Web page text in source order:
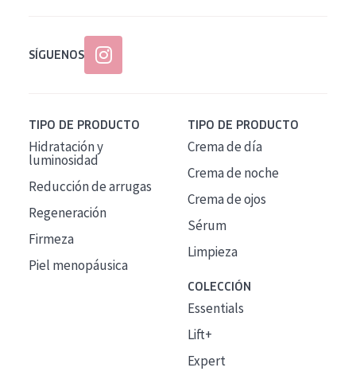
SÍGUENOS
TIPO DE PRODUCTO
Hidratación y
luminosidad
Reducción de arrugas
Regeneración
Firmeza
Piel menopáusica
TIPO DE PRODUCTO
Crema de día
Crema de noche
Crema de ojos
Sérum
Limpieza
COLECCIÓN
Essentials
Lift+
Expert